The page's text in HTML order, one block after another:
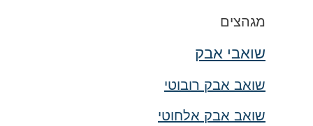
מגהצים
שואבי אבק
שואב אבק רובוטי
שואב אבק אלחוטי